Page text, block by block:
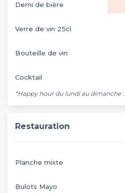
Demi de bière
Verre de vin 25cl
Bouteille de vin
Cocktail
*Happy hour du lundi au dimanche :
Restauration
Planche mixte
Bulots Mayo